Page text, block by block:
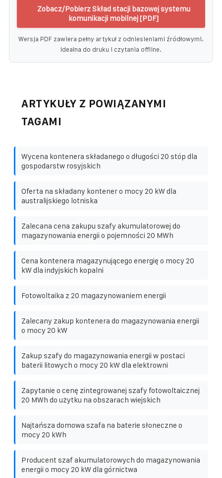
Zobacz/Pobierz Skład stacji bazowej systemu
komunikacji mobilnej [PDF]
Wersja PDF zawiera pełny artykuł z odniesieniami źródłowymi.
Idealna do druku i czytania offline.
ARTYKUŁY Z POWIĄZANYMI
TAGAMI
Wycena kontenera składanego o długości 20 stóp dla
gospodarstw rosyjskich
Oferta na składany kontener o mocy 20 kW dla
australijskiego lotniska
Zalecana cena zakupu szafy akumulatorowej do
magazynowania energii o pojemności 20 MWh
Cena kontenera magazynującego energię o mocy 20
kW dla indyjskich kopalni
Fotowoltaika z 20 magazynowaniem energii
Zalecany zakup kontenera do magazynowania energii
o mocy 20 kW
Zakup szafy do magazynowania energii w postaci
baterii litowych o mocy 20 kW dla elektrowni
Zapytanie o cenę zintegrowanej szafy fotowoltaicznej
20 MWh do użytku na obszarach wiejskich
Najtańsza domowa szafa na baterie słoneczne o
mocy 20 kWh
Producent szaf akumulatorowych do magazynowania
energii o mocy 20 kW dla górnictwa